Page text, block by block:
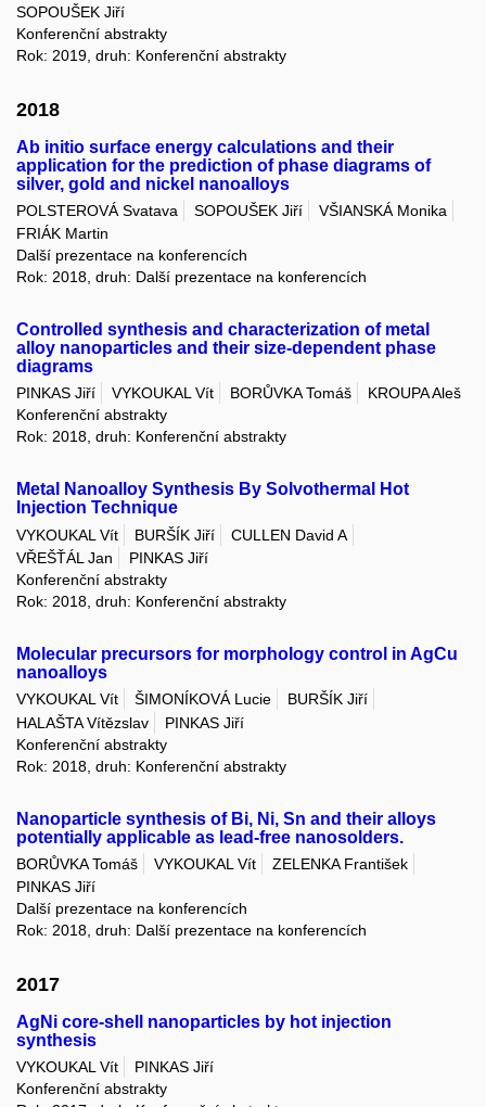
SOPOUŠEK Jiří
Konferenční abstrakty
Rok: 2019, druh: Konferenční abstrakty
2018
Ab initio surface energy calculations and their
application for the prediction of phase diagrams of
silver, gold and nickel nanoalloys
POLSTEROVÁ Svatava SOPOUŠEK Jiří
VŠIANSKÁ Monika
FRIÁK Martin
Další prezentace na konferencích
Rok: 2018, druh: Další prezentace na konferencích
Controlled synthesis and characterization of metal
alloy nanoparticles and their size-dependent phase
diagrams
PINKAS Jiří VYKOUKAL Vít BORŮVKA Tomáš
KROUPA Aleš
Konferenční abstrakty
Rok: 2018, druh: Konferenční abstrakty
Metal Nanoalloy Synthesis By Solvothermal Hot
Injection Technique
VYKOUKAL Vít BURŠÍK Jiří
CULLEN David A
VŘEŠŤÁL Jan
PINKAS Jiří
Konferenční abstrakty
Rok: 2018, druh: Konferenční abstrakty
Molecular precursors for morphology control in AgCu
nanoalloys
VYKOUKAL Vít ŠIMONÍKOVÁ Lucie
BURŠÍK Jiří
HALAŠTA Vítězslav
PINKAS Jiří
Konferenční abstrakty
Rok: 2018, druh: Konferenční abstrakty
Nanoparticle synthesis of Bi, Ni, Sn and their alloys
potentially applicable as lead-free nanosolders.
BORŮVKA Tomáš VYKOUKAL Vít
ZELENKA František
PINKAS Jiří
Další prezentace na konferencích
Rok: 2018, druh: Další prezentace na konferencích
2017
AgNi core-shell nanoparticles by hot injection
synthesis
VYKOUKAL Vít
PINKAS Jiří
Konferenční abstrakty